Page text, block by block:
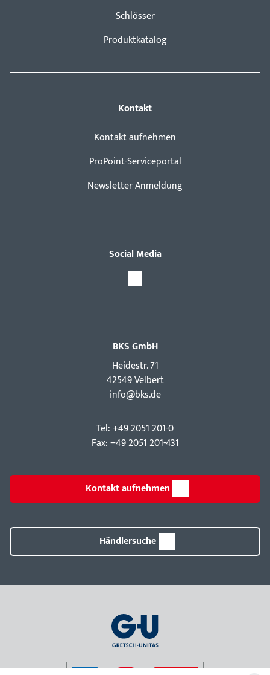
Schlösser
Produktkatalog
Kontakt
Kontakt aufnehmen
ProPoint-Serviceportal
Newsletter Anmeldung
Social Media
BKS GmbH
Hei­destr. 71
42549 Velbert
info@bks.de
Tel: +49 2051 201-0
Fax: +49 2051 201-431
Kontakt aufnehmen
Händlersuche